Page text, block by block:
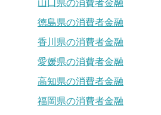
山口県の消費者金融
徳島県の消費者金融
香川県の消費者金融
愛媛県の消費者金融
高知県の消費者金融
福岡県の消費者金融